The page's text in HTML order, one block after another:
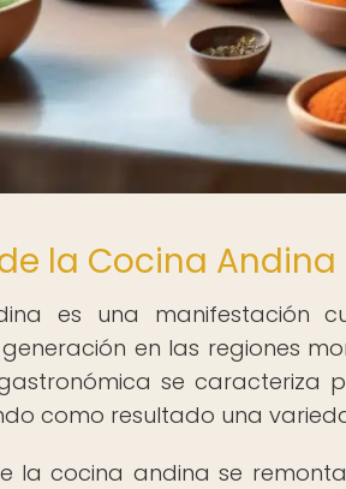
la Cocina Andina
es una manifestación
en las regiones
se caracteriza
como resultado una
la cocina andina se